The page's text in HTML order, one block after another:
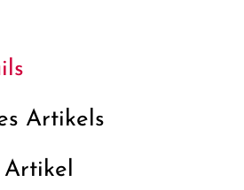
Artikels
Artikel